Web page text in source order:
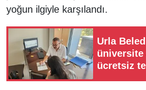
yoğun ilgiyle karşılandı.
Urla
üniversite
ücretsiz